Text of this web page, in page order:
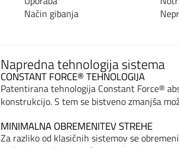
Način gibanja
Napredna tehnologija sistema
CONSTANT FORCE® TEHNOLOGIJA
Patentirana tehnologija Constant Force®
konstrukcijo. S tem se bistveno zmanjša
MINIMALNA OBREMENITEV STREHE
Za razliko od klasičnih sistemov se